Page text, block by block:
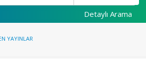
Detaylı Arama
YAYINLAR